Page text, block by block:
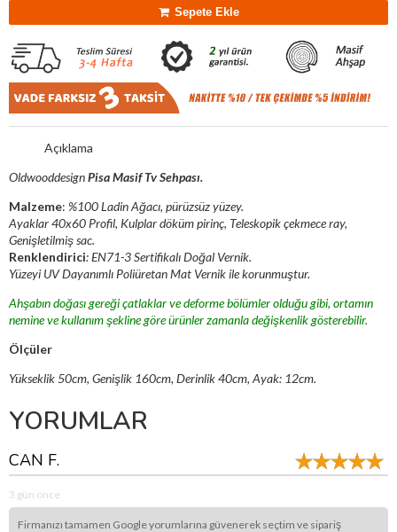
Sepete Ekle
Açıklama
OldwooddesignPisa Masif Tv Sehpası.
Malzeme: %100 Ladin Ağacı, pürüzsüz yüzey.
Ayaklar 40x60 Profil, Kulplar döküm pirinç, Teleskopik çekmece ray,
Genişletilmiş sac.
Renklendirici: EN71-3 Sertifikalı Doğal Vernik.
Yüzeyi UV Dayanımlı Poliüretan Mat Vernik ile korunmuştur.
Ahşabın doğası gereği çatlaklar ve deforme bölümler olduğu gibi, ortamın
nemine ve kullanım şekline göre ürünler zamanla değişkenlik gösterebilir.
Ölçüler
Yükseklik 50cm, Genişlik 160cm, Derinlik 40cm, Ayak: 12cm.
YORUMLAR
CAN F.
3 gün önce
Firmanızı tamamen Google yorumlarına güvenerek seçtim ve sipariş